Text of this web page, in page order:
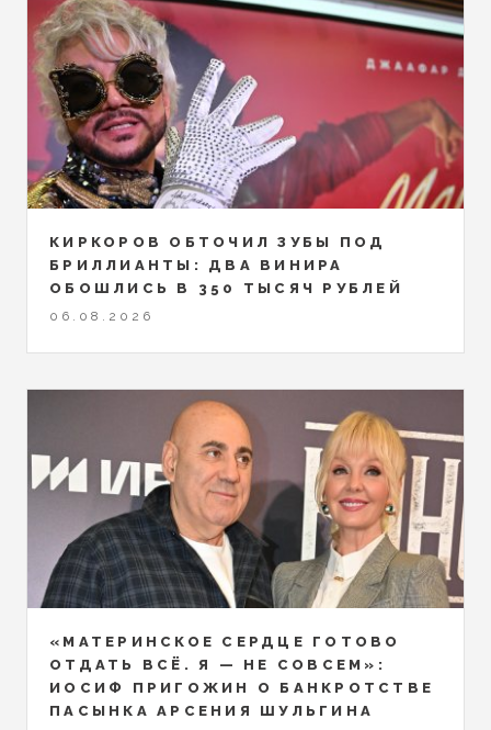
КИРКОРОВ ОБТОЧИЛ ЗУБЫ ПОД
БРИЛЛИАНТЫ: ДВА ВИНИРА
ОБОШЛИСЬ В 350 ТЫСЯЧ РУБЛЕЙ
06.08.2026
«МАТЕРИНСКОЕ СЕРДЦЕ ГОТОВО
ОТДАТЬ ВСЁ. Я — НЕ СОВСЕМ»:
ИОСИФ ПРИГОЖИН О БАНКРОТСТВЕ
ПАСЫНКА АРСЕНИЯ ШУЛЬГИНА